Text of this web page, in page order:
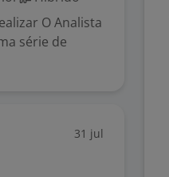
O Analista
série de
31 jul